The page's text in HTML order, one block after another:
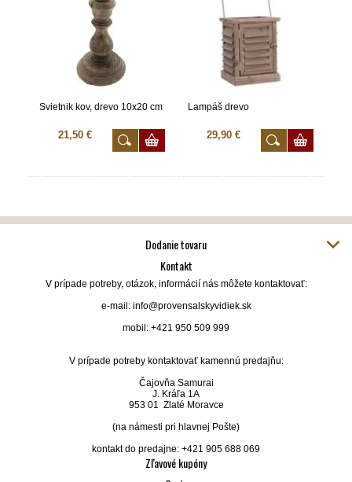
Svietnik kov, drevo 10x20 cm
21,50 €
Lampáš drevo
29,90 €
Dodanie tovaru
Kontakt
V prípade potreby, otázok, informácií nás môžete kontaktovať:
e-mail: info@provensalskyvidiek.sk
mobil: +421 950 509 999
V prípade potreby kontaktovať kamennú predajňu:
Čajovňa Samurai
J. Kráľa 1A
953 01 Zlaté Moravce
(na námesti pri hlavnej Pošte)
kontakt do predajne: +421 905 688 069
Zľavové kupóny